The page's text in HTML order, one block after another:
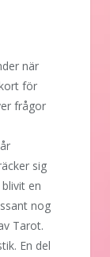
när
för
frågor
sig
en
nog
Tarot.
En del